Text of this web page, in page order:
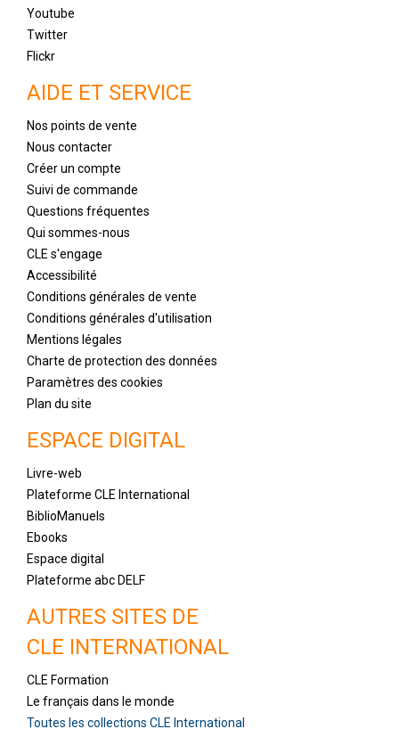
Youtube
Twitter
Flickr
AIDE ET SERVICE
Nos points de vente
Nous contacter
Créer un compte
Suivi de commande
Questions fréquentes
Qui sommes-nous
CLE s'engage
Accessibilité
Conditions générales de vente
Conditions générales d'utilisation
Mentions légales
Charte de protection des données
Paramètres des cookies
Plan du site
ESPACE DIGITAL
Livre-web
Plateforme CLE International
BiblioManuels
Ebooks
Espace digital
Plateforme abc DELF
AUTRES SITES DE
CLE INTERNATIONAL
CLE Formation
Le français dans le monde
Toutes les collections CLE International